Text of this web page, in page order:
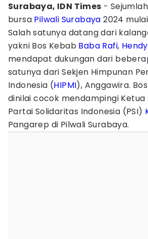
Surabaya, IDN Times -
bursa Pilwali Surabaya 2024
Salah satunya datang dari
yakni Bos Kebab Baba Rafi, Hendy
mendapat dukungan dari
satunya dari Sekjen Himpunan
Indonesia (HIPMI), Anggawira.
dinilai cocok mendampingi
Partai Solidaritas Indonesia (PSI)
Pangarep di Pilwali Surabaya.